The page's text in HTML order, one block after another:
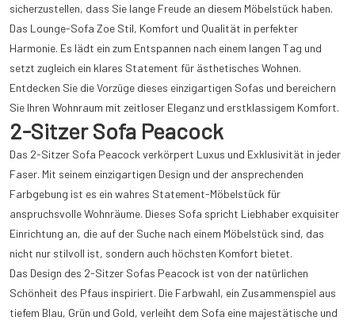
sicherzustellen, dass Sie lange Freude an diesem Möbelstück haben.
Das Lounge-Sofa Zoe Stil, Komfort und Qualität in perfekter
Harmonie. Es lädt ein zum Entspannen nach einem langen Tag und
setzt zugleich ein klares Statement für ästhetisches Wohnen.
Entdecken Sie die Vorzüge dieses einzigartigen Sofas und bereichern
Sie Ihren Wohnraum mit zeitloser Eleganz und erstklassigem Komfort.
2-Sitzer Sofa Peacock
Das 2-Sitzer Sofa Peacock verkörpert Luxus und Exklusivität in jeder
Faser. Mit seinem einzigartigen Design und der ansprechenden
Farbgebung ist es ein wahres Statement-Möbelstück für
anspruchsvolle Wohnräume. Dieses Sofa spricht Liebhaber exquisiter
Einrichtung an, die auf der Suche nach einem Möbelstück sind, das
nicht nur stilvoll ist, sondern auch höchsten Komfort bietet.
Das Design des 2-Sitzer Sofas Peacock ist von der natürlichen
Schönheit des Pfaus inspiriert. Die Farbwahl, ein Zusammenspiel aus
tiefem Blau, Grün und Gold, verleiht dem Sofa eine majestätische und